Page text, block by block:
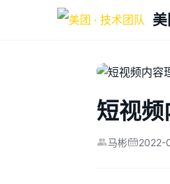
美
短视
马彬 2022-